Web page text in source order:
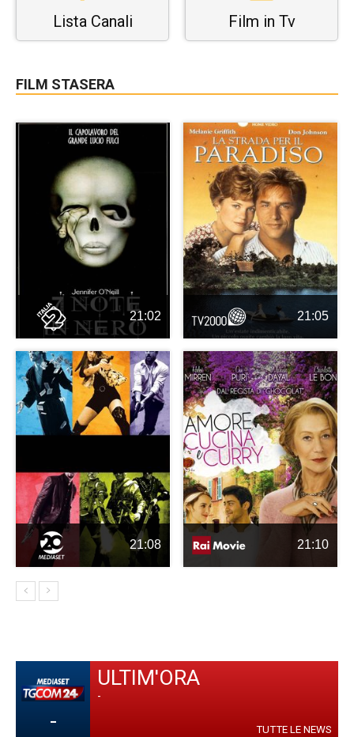
Lista Canali Film in Tv
FILM STASERA
21:02 21:05
21:08 21:10
-
ULTIM'ORA
-
TUTTE LE NEWS